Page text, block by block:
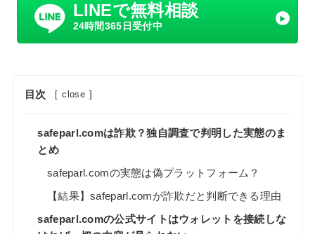
LINEで無料相談
24時間365日受付中
目次 [ close ]
safeparl.comは詐欺？独自調査で判明した実態のま
とめ
safeparl.comの実態は偽プラットフォーム？
【結果】safeparl.comが詐欺だと判断できる理由
safeparl.comの公式サイトはウォレットを接続しな